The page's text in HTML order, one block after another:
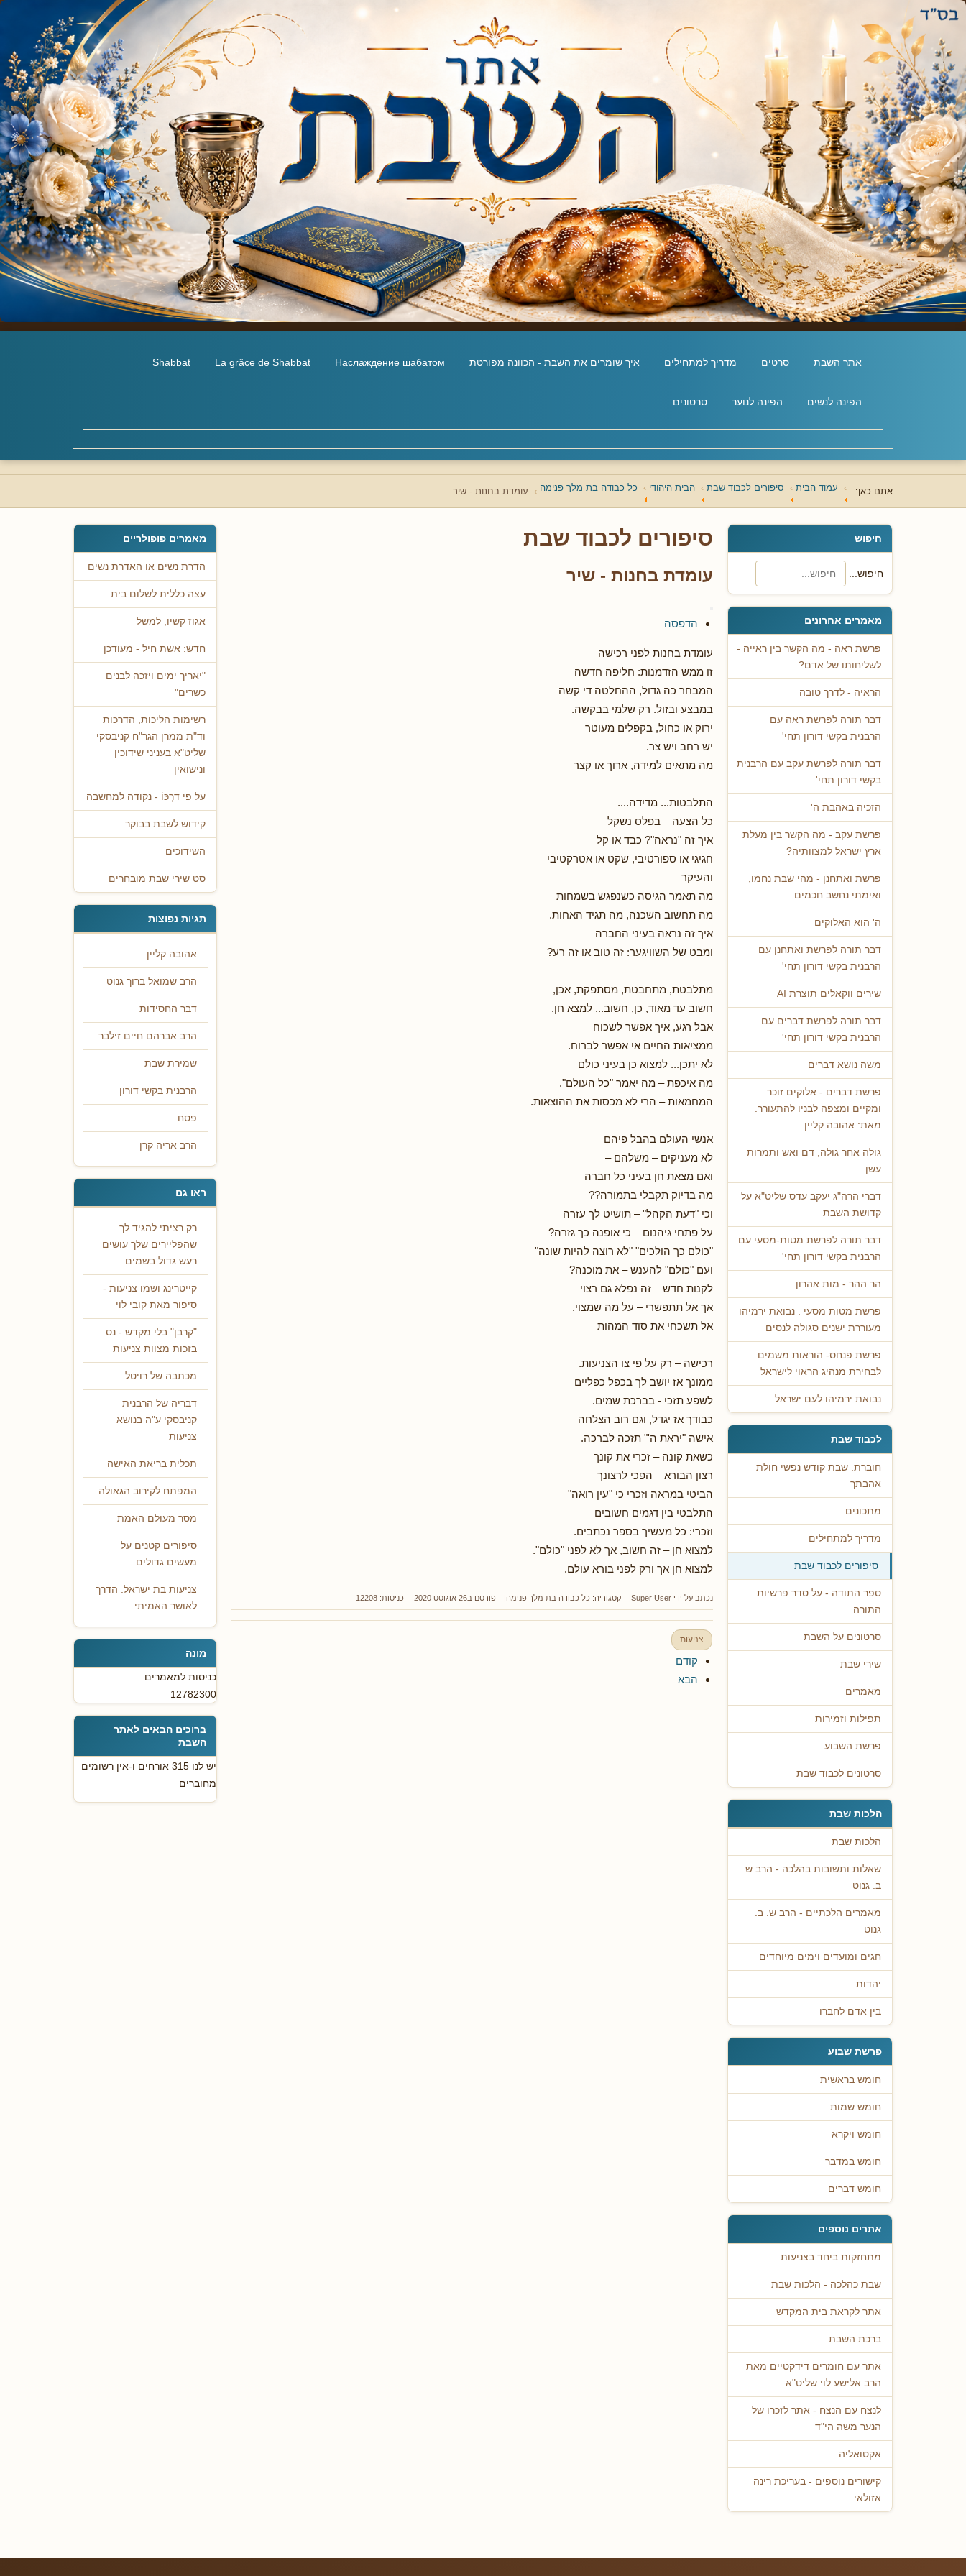
אתר השבת סרטים מדריך למתחילים איך שומרים את השבת - הכוונה מפורטת Наслаждение шабатом
La grâce de Shabbat
Shabbat
הפינה לנשים הפינה לנוער סרטונים
אתם כאן: עמוד הבית סיפורים לכבוד שבת הבית היהודי כל כבודה בת מלך פנימה עומדת בחנות - שיר
חיפוש
חיפוש...
מאמרים אחרונים
פרשת ראה - מה הקשר בין ראייה -
לשליחותו של אדם?
הראיה - לדרך טובה
דבר תורה לפרשת ראה עם
הרבנית בקשי דורון תחי'
דבר תורה לפרשת עקב עם הרבנית
בקשי דורון תחי'
הזכיה באהבת ה'
פרשת עקב - מה הקשר בין מעלת
ארץ ישראל למצוותיה?
פרשת ואתחנן - מהי שבת נחמו,
ואימתי נחשב חכמים
ה' הוא האלוקים
דבר תורה לפרשת ואתחנן עם
הרבנית בקשי דורון תחי'
שירים ווקאלים תוצרת AI
דבר תורה לפרשת דברים עם
הרבנית בקשי דורון תחי'
משה נושא דברים
פרשת דברים - אלוקים זוכר
ומקיים ומצפה לבניו להתעורר.
מאת: אהובה קליין
גולה אחר גולה, דם ואש ותמרות
עשן
דברי הרה"ג יעקב עדס שליט"א על
קדושת השבת
דבר תורה לפרשת מטות-מסעי עם
הרבנית בקשי דורון תחי'
הר ההר - מות אהרון
פרשת מטות מסעי : נבואת ירמיהו
מעוררת ישנים סגולה לנסים
פרשת פנחס- הוראות משמים
לבחירת מנהיג הראוי לישראל
נבואת ירמיהו לעם ישראל
לכבוד שבת
חוברת: שבת קודש נפשי חולת
אהבתך
מתכונים
מדריך למתחילים
סיפורים לכבוד שבת
ספר התודה - על סדר פרשיות
התורה
סרטונים על השבת
שירי שבת
מאמרים
תפילות וזמירות
פרשת השבוע
סרטונים לכבוד שבת
הלכות שבת
הלכות שבת
שאלות ותשובות בהלכה - הרב ש.
ב. גנוט
מאמרים הלכתיים - הרב ש. ב.
גנוט
חגים ומועדים וימים מיוחדים
יהדות
בין אדם לחברו
פרשת שבוע
חומש בראשית
חומש שמות
חומש ויקרא
חומש במדבר
חומש דברים
אתרים נוספים
מתחזקות ביחד בצניעות
שבת כהלכה - הלכות שבת
אתר לקראת בית המקדש
ברכת השבת
אתר עם חומרים דידקטיים מאת
הרב אלישע לוי שליט"א
לנצח עם הנצח - אתר לזכרו של
הנער משה הי"ד
אקטואליה
קישורים נוספים - בעריכת רינה
אזולאי
סיפורים לכבוד שבת
עומדת בחנות - שיר
הדפסה
עומדת בחנות לפני רכישה
זו ממש הזדמנות: חליפה חדשה
המבחר כה גדול, ההחלטה די קשה
במבצע ובזול. רק שלמי בבקשה.
ירוק או כחול, בקפלים מעוטר
יש רחב ויש צר.
מה מתאים למידה, ארוך או קצר
התלבטות... מדידה....
כל הצעה – בפלס נשקל
איך זה "נראה"? כבד או קל
חגיגי או ספורטיבי, שקט או אטרקטיבי
והעיקר –
מה תאמר הגיסה כשנפגש בשמחות
מה תחשוב השכנה, מה תגיד האחות.
איך זה נראה בעיני החברה
ומבט של השוויגער: זה טוב או זה רע?
מתלבטת, מתחבטת, מסתפקת, אכן,
חשוב עד מאוד, כן, חשוב... למצא חן.
אבל רגע, איך אפשר לשכוח
ממציאות החיים אי אפשר לברוח.
לא יתכן... למצוא כן בעיני כולם
מה איכפת – מה יאמר "כל העולם".
המחמאות – הרי לא מכסות את ההוצאות.
אנשי העולם בהבל פיהם
לא מעניקים – משלהם –
ואם מצאת חן בעיני כל חברה
מה בדיוק תקבלי בתמורה??
וכי "דעת הקהל" – תושיט לך עזרה
על פתחי גיהנום – כי אופנה כך גזרה?
"כולם כך הולכים" "לא רוצה להיות שונה"
ועם "כולם" להענש – את מוכנה?
לקנות חדש – זה נפלא גם רצוי
אך אל תתפשרי – על מה שמצוי.
אל תשכחי את סוד המהות
רכישה – רק על פי צו הצניעות.
ממונך אז יושב לך בכפל כפליים
לשפע תזכי - בברכת שמים.
כבודך אז יגדל, וגם רוב הצלחה
אישה "יראת ה'" תזכה לברכה.
כשאת קונה – זכרי את קונך
רצון הבורא – הפכי לרצונך
הביטי במראה וזכרי כי "עין רואה"
התלבטי בין דגמים חשובים
וזכרי: כל מעשיך בספר נכתבים.
למצוא חן – זה חשוב, אך לא לפני "כולם".
למצוא חן אך ורק לפני בורא עולם.
נכתב על ידי Super User קטגוריה: כל כבודה בת מלך פנימה פורסם ב26 אוגוסט 2020 כניסות: 12208
צניעות
קודם
הבא
מאמרים פופולריים
הדרת נשים או האדרת נשים
עצה כללית לשלום בית
אגוז קשיו, למשל
חדש: אשת חיל - מעודכן
"יאריך ימים ויזכה לבנים
כשרים"
רשימות הליכות, הדרכות
וד"ת ממרן הגר"ח קניבסקי
שליט"א בעניני שידוכין
ונישואין
עַל פִּי דַרְכּוֹ - נקודה למחשבה
קידוש לשבת בבוקר
השידוכים
סט שירי שבת מובחרים
תגיות נפוצות
אהובה קליין
הרב שמואל ברוך גנוט
דבר החסידות
הרב אברהם חיים זילבר
שמירת שבת
הרבנית בקשי דורון
פסח
הרב אריה קרן
ראו גם
רק רציתי להגיד לך
שהפליירים שלך עושים
רעש גדול בשמים
קייטרינג ושמו צניעות -
סיפור מאת קובי לוי
"קרבן" בלי מקדש - נס
בזכות מצוות צניעות
מכתבה של רויטל
דבריה של הרבנית
קניבסקי ע"ה בנושא
צניעות
תכלית בריאת האישה
המפתח לקירוב הגאולה
מסר מעולם האמת
סיפורים קטנים על
מעשים גדולים
צניעות בת ישראל: הדרך
לאושר האמיתי
מונה
כניסות למאמרים
12782300
ברוכים הבאים לאתר
השבת
יש לנו 315 אורחים ו-אין רשומים
מחוברים